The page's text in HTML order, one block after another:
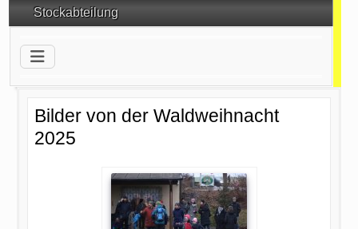
Stockabteilung
Bilder von der Waldweihnacht
2025